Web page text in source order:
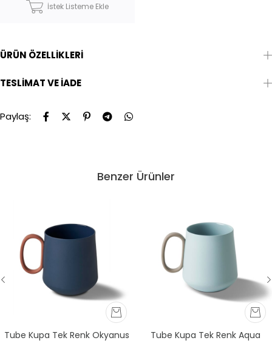
İstek Listeme Ekle
ÜRÜN ÖZELLIKLERI
TESLIMAT VE İADE
Paylaş:
Benzer Ürünler
Tube Kupa Tek Renk Okyanus Tube Kupa Tek Renk Aqua